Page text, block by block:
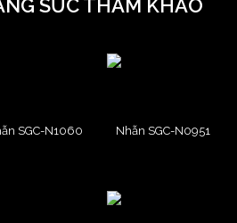
SỨC THAM KHẢO
SGC-N1060 Nhẫn SGC-N0951